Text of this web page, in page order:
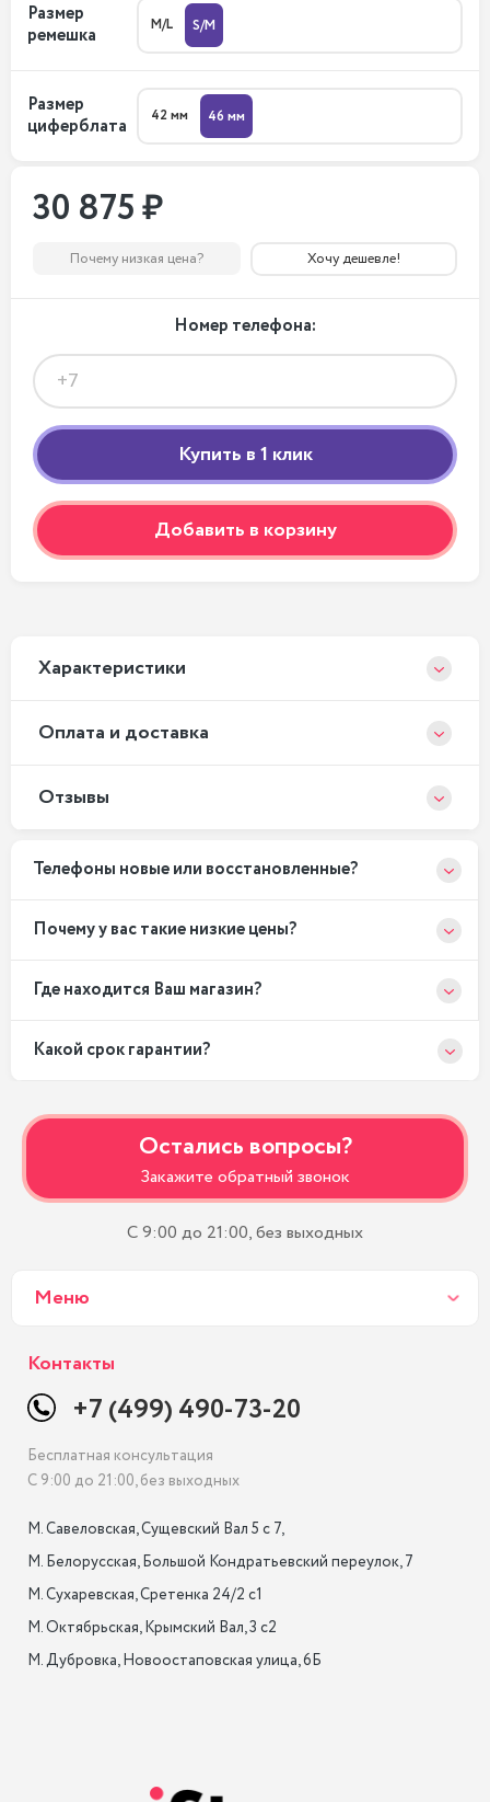
Размер
ремешка
M/L S/M
Размер
циферблата
42 мм 46 мм
30 875 ₽
Почему низкая цена? Хочу дешевле!
Номер телефона:
Добавить в корзину
Xарактеристики
Оплата и доставка
Отзывы
Телефоны новые или восстановленные?
Почему у вас такие низкие цены?
Где находится Ваш магазин?
Какой срок гарантии?
Остались вопросы?
Закажите обратный звонок
С 9:00 до 21:00, без выходных
Меню
Контакты
+7 (499) 490-73-20
Бесплатная консультация
С 9:00 до 21:00, без выходных
М. Савеловская, Сущевский Вал 5 с 7,
М. Белорусская, Большой Кондратьевский переулок, 7
М. Сухаревская, Сретенка 24/2 с1
М. Октябрьская, Крымский Вал, 3 с2
М. Дубровка, Новоостаповская улица, 6Б